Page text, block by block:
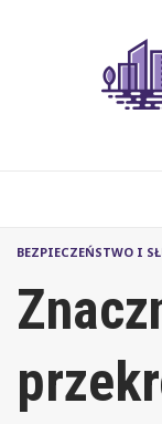
BEZPIECZEŃSTWO I